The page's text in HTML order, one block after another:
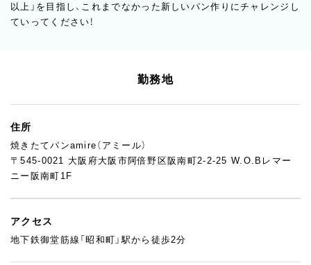
以上」を目指し、これまでなかった新しいパン作りにチャレンジし
ていってください！
勤務地
住所
焼きたてパンamire（アミール）
〒545-0021 大阪府大阪市阿倍野区阪南町2-2-25 W.O.Bレマー
ニー阪南町1F
アクセス
地下鉄御堂筋線「昭和町」駅から徒歩2分